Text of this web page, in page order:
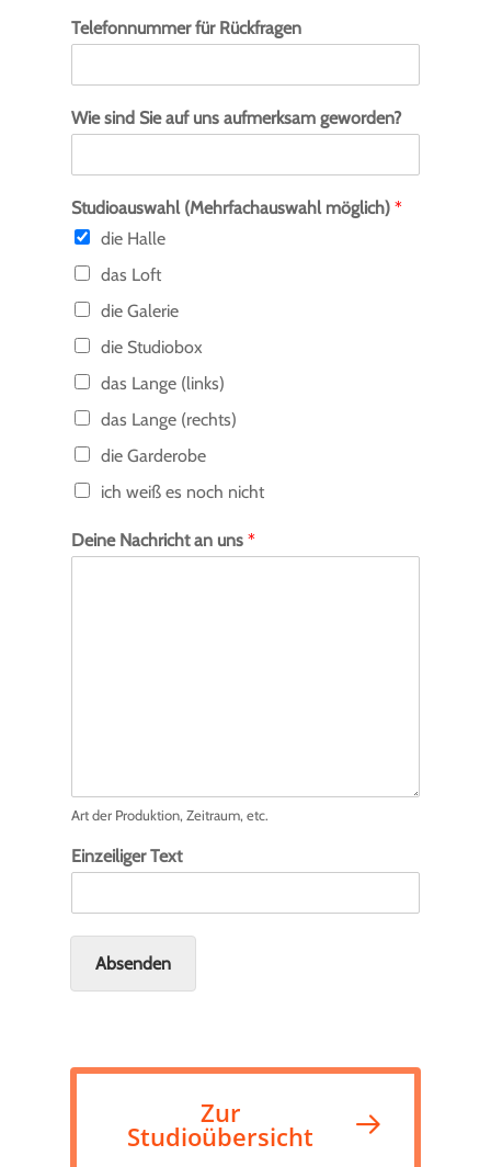
Telefonnummer für Rückfragen
Wie sind Sie auf uns aufmerksam geworden?
Studioauswahl (Mehrfachauswahl möglich)*
die Halle
das Loft
die Galerie
die Studiobox
das Lange (links)
das Lange (rechts)
die Garderobe
ich weiß es noch nicht
Deine Nachricht an uns*
Art der Produktion, Zeitraum, etc.
Einzeiliger Text
Absenden
Zur
Studioübersicht